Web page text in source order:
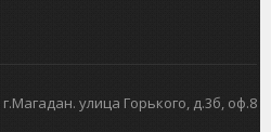
улица Горького, д.3б, оф.8